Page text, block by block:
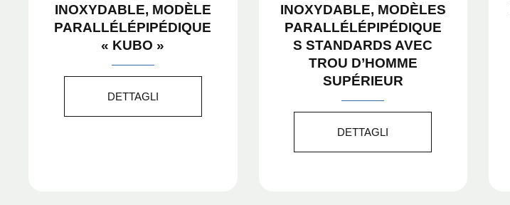
INOXYDABLE, MODÈLE
PARALLÉLÉPIPÉDIQUE
« KUBO »
DETTAGLI
INOXYDABLE, MODÈLES
PARALLÉLÉPIPÉDIQUE
S STANDARDS AVEC
TROU D’HOMME
SUPÉRIEUR
DETTAGLI